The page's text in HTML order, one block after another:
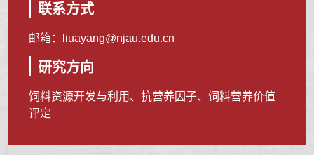
联系方式
邮箱： liuayang@njau.edu.cn
研究方向
饲料资源开发与利用、抗营养因子、饲料营养价值
评定